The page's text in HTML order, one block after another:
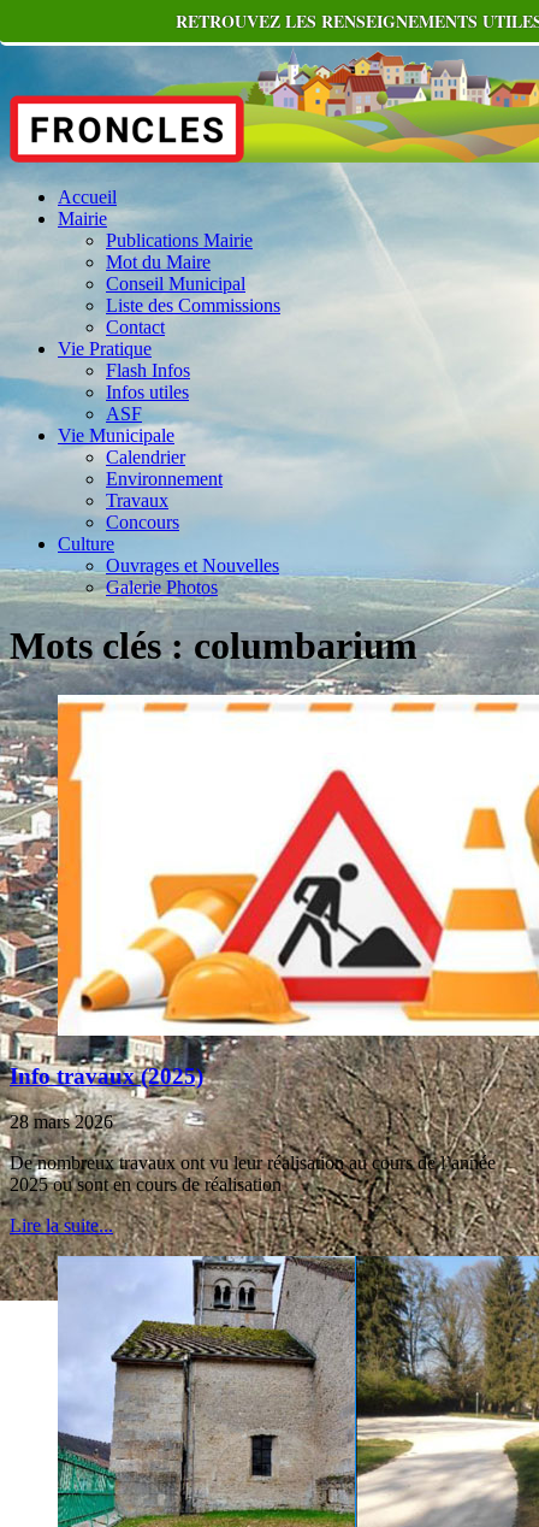
Accueil
Mairie
Publications Mairie
Mot du Maire
Conseil Municipal
Liste des Commissions
Contact
Vie Pratique
Flash Infos
Infos utiles
ASF
Vie Municipale
Calendrier
Environnement
Travaux
Concours
Culture
Ouvrages et Nouvelles
Galerie Photos
Mots clés : columbarium
Info travaux (2025)
28 mars 2026
De nombreux travaux ont vu leur réalisation au cours de l’année
2025 ou sont en cours de réalisation
Lire la suite...
RETROUVEZ LES RENSEIGNEMENTS